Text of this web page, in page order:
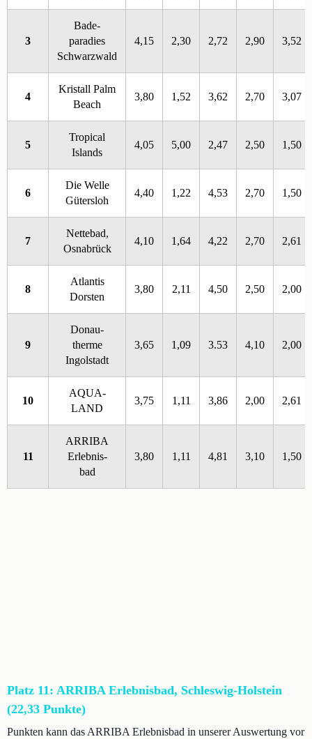
3
Bade-
paradies
Schwarzwald
4,15 2,30 2,72 2,90 3,52
4
Kristall Palm
Beach
3,80 1,52 3,62 2,70 3,07
5
Tropical
Islands
4,05 5,00 2,47 2,50 1,50
6
Die Welle
Gütersloh
4,40 1,22 4,53 2,70 1,50
7
Nettebad,
Osnabrück
4,10 1,64 4,22 2,70 2,61
8
Atlantis
Dorsten
3,80 2,11 4,50 2,50 2,00
9
Donau-
therme
Ingolstadt
3,65 1,09 3.53 4,10 2,00
10
AQUA-
LAND
3,75 1,11 3,86 2,00 2,61
11
ARRIBA
Erlebnis-
bad
3,80 1,11 4,81 3,10 1,50
Platz 11: ARRIBA Erlebnisbad, Schleswig-Holstein
(22,33 Punkte)
Punkten kann das ARRIBA Erlebnisbad in unserer Auswertung vor